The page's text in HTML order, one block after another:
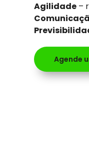
Agilidade –
Agende